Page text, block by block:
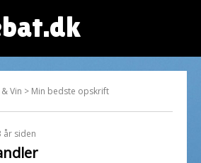
& Vin > Min bedste opskrift
år siden